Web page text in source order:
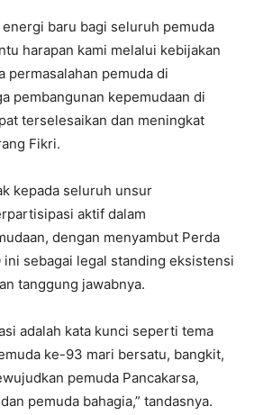
energi baru bagi seluruh pemuda
harapan kami melalui kebijakan
permasalahan pemuda di
pembangunan kepemudaan di
terselesaikan dan meningkat
Fikri.
kepada seluruh unsur
aktif dalam
dengan menyambut Perda
ini sebagai legal standing eksistensi
tanggung jawabnya.
adalah kata kunci seperti tema
ke-93 mari bersatu, bangkit,
pemuda Pancakarsa,
pemuda bahagia,” tandasnya.